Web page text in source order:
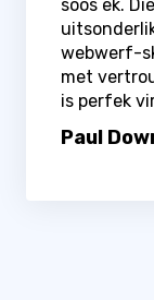
soos ek.
webwerf-
met
is perfek
Paul